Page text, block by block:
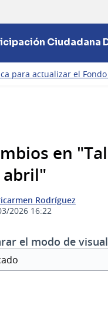
Ciudadana
para actualizar el
en
abril"
Rodríguez
2026 16:22
el modo de